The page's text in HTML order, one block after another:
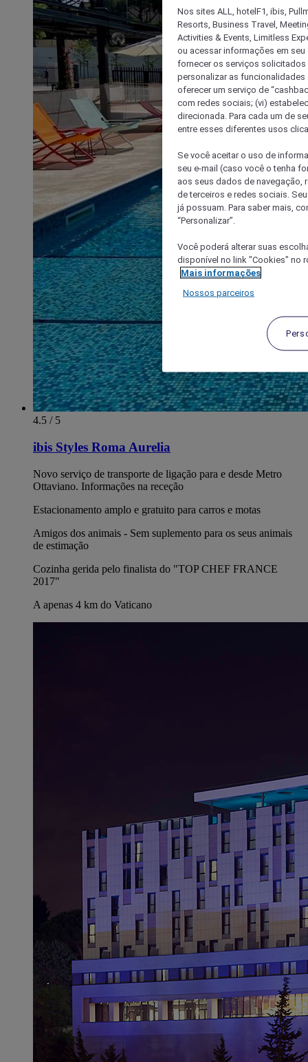
4.5 / 5
ibis Styles Roma Aurelia
Novo serviço de transporte de ligação para e desde Metro
Ottaviano. Informações na receção
Estacionamento amplo e gratuito para carros e motas
Amigos dos animais - Sem suplemento para os seus animais
de estimação
Cozinha gerida pelo finalista do "TOP CHEF FRANCE
2017"
A apenas 4 km do Vaticano
Nos sites ALL, hotelF1, ibis,
Resorts, Business Travel,
Activities & Events, Limitless
ou acessar informações em
fornecer os serviços solicitados
personalizar as
oferecer um serviço de
com redes sociais; (vi)
direcionada. Para cada um de
entre esses diferentes usos
Se você aceitar o uso de
seu e-mail (caso você o tenha
aos seus dados de navegação,
de terceiros e redes sociais.
já possuam. Para saber mais,
“Personalizar”.
Você poderá alterar suas
disponível no link "Cookies" no
Mais informações
Nossos parceiros